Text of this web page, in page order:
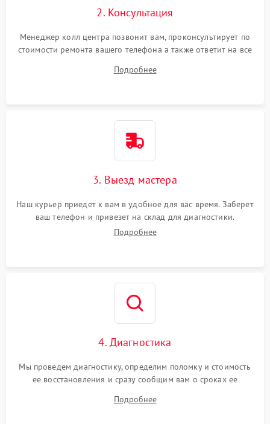
2. Консультация
Менеджер колл центра позвонит вам, проконсультирует по
стоимости ремонта вашего телефона а также ответит на все
Подробнее
3. Выезд мастера
Наш курьер приедет к вам в удобное для вас время. Заберет
ваш телефон и привезет на склад для диагностики.
Подробнее
4. Диагностика
Мы проведем диагностику, определим поломку и стоимость
ее восстановления и сразу сообщим вам о сроках ее
Подробнее